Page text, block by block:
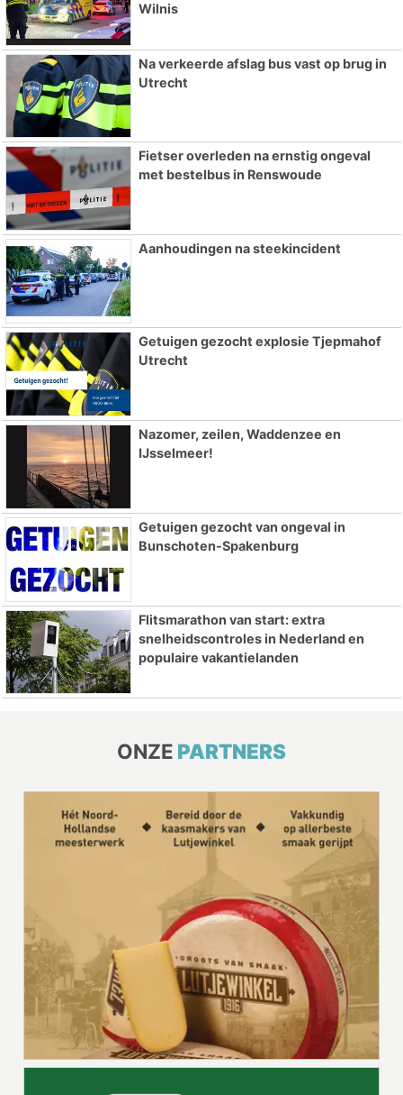
Wilnis
Na verkeerde afslag bus vast op brug in
Utrecht
Fietser overleden na ernstig ongeval
met bestelbus in Renswoude
Aanhoudingen na steekincident
Getuigen gezocht explosie Tjepmahof
Utrecht
Nazomer, zeilen, Waddenzee en
IJsselmeer!
Getuigen gezocht van ongeval in
Bunschoten-Spakenburg
Flitsmarathon van start: extra
snelheidscontroles in Nederland en
populaire vakantielanden
ONZE PARTNERS